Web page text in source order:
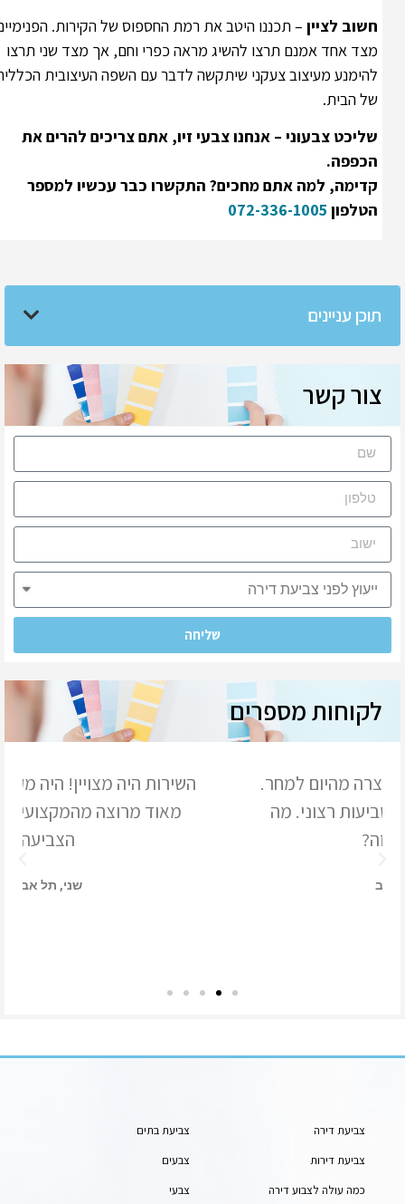
תוכן עניינים
צור קשר
שליחה
לקוחות מספרים
השירות היה מצויין! היה מקצועי ונחמד והייתי
מאוד מרוצה מהמקצועיות והמהירות של
חשוב לציין– תכננו היטב את רמת החספוס של הקירות. הפנימיים.
מצד אחד אמנם תרצו להשיג מראה כפרי וחם, אך מצד שני תרצו
להימנע מעיצוב צעקני שיתקשה לדבר עם השפה העיצובית הכללית
של הבית.
שליכט צבעוני – אנחנו צבעי זיו, אתם צריכים להרים את
הכפפה.
קדימה, למה אתם מחכים? התקשרו כבר עכשיו למספר
הטלפון072-336-1005
צביעת דירה
צביעת דירות
כמה עולה לצבוע דירה
צביעת בתים
צבעים
צבעי